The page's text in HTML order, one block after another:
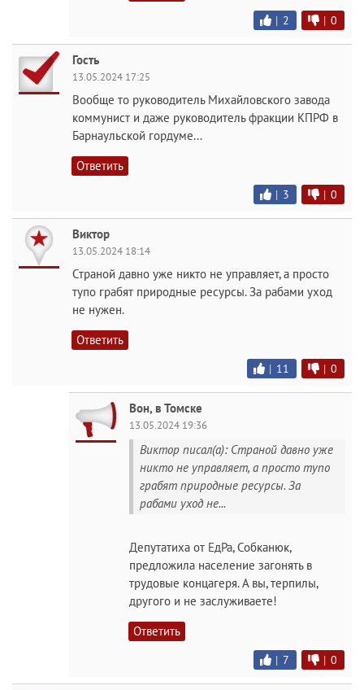
| 2 | 0
Гость
13.05.2024 17:25
Вообще то руководитель Михайловского завода
коммунист и даже руководитель фракции КПРФ в
Барнаульской гордуме...
Ответить
| 3 | 0
Виктор
13.05.2024 18:14
Страной давно уже никто не управляет, а просто
тупо грабят природные ресурсы. За рабами уход
не нужен.
Ответить
| 11 | 0
Вон, в Томске
13.05.2024 19:36
Виктор писал(а): Страной давно уже
никто не управляет, а просто тупо
грабят природные ресурсы. За
рабами уход не...
Депутатиха от ЕдРа, Собканюк,
предложила население загонять в
трудовые концагеря. А вы, терпилы,
другого и не заслуживаете!
Ответить
| 7 | 0